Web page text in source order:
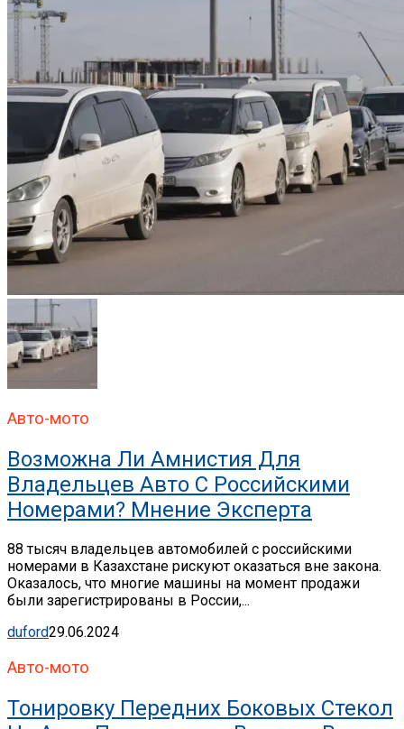
Авто-мото
Возможна Ли Амнистия Для
Владельцев Авто С Российскими
Номерами? Мнение Эксперта
88 тысяч владельцев автомобилей с российскими
номерами в Казахстане рискуют оказаться вне закона.
Оказалось, что многие машины на момент продажи
были зарегистрированы в России,...
duford29.06.2024
Авто-мото
Тонировку Передних Боковых Стекол